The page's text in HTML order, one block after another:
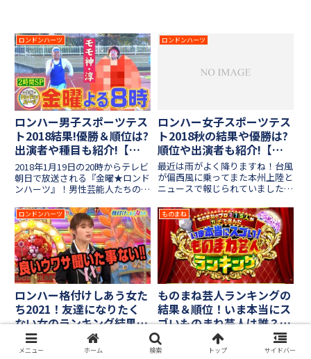
ロンドンハーツ
ロンハー男子スポーツテス
ト2018結果!優勝＆順位は?
出演者や種目も紹介!【番
組詳細】
2018年1月19日の20時からテレビ
朝日で放送される『金曜★ロンド
ンハーツ』！男性芸能人たちの身
開催されます！冬の間に鈍ってい
た体を起こし、飛ぶ・走る・投げ
るの体力測定に23名の芸能人が
参加しました！以前女...
ロンドンハーツ
ロンハー女子スポーツテス
ト2018秋の結果や優勝は?
順位や出演者も紹介!【女
性芸能人による運動会】
最近は雨がよく降りますね！台風
が偏西風に乗ってまた本州上陸と
ニュースで報じられていました
です！せっかく暑い夏が終わって
涼しい秋がやってきたというの
に、天候不良や台風被害などが尽
きなくて出かける気も失せますよ
本当...
ロンドンハーツ
ロンハー格付けしあう女た
ち2021！友達になりたく
ない女のランキング結果や
出演者紹介！【2021年8月
31日放送】
2021年8月31日(火)の夜11時20分
からテレビ朝日で放送される深夜
ものまね
ものまね芸人ランキングの
結果＆順位！いま本当にス
ゴいものまね芸人は誰？
【2021年5月27日テレビ東
京】
2021年5月27日の夜7時58分から
テレビ東京で放送される「ものま
メニュー ホーム 検索 トップ サイドバー